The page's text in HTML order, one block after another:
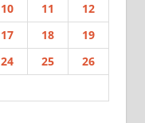
10 11
12
17 18
19
24 25
26